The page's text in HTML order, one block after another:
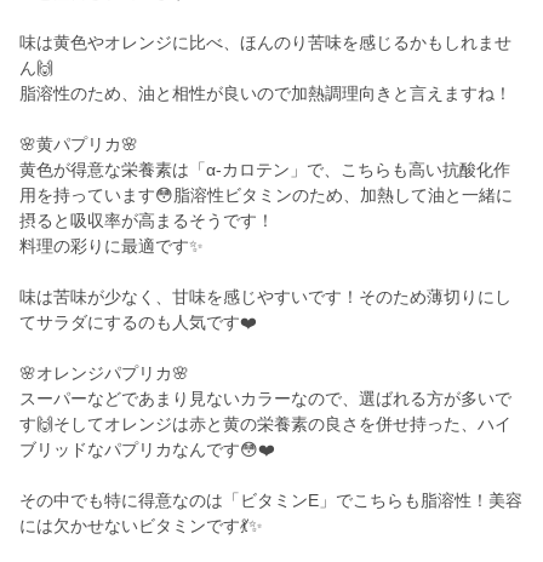
味は黄色やオレンジに比べ、ほんのり苦味を感じるかもしれませ
ん🙌
脂溶性のため、油と相性が良いので加熱調理向きと言えますね！
🌸黄パプリカ🌸
黄色が得意な栄養素は「α-カロテン」で、こちらも高い抗酸化作
用を持っています😳脂溶性ビタミンのため、加熱して油と一緒に
摂ると吸収率が高まるそうです！
料理の彩りに最適です✨
味は苦味が少なく、甘味を感じやすいです！そのため薄切りにし
てサラダにするのも人気です❤️
🌸オレンジパプリカ🌸
スーパーなどであまり見ないカラーなので、選ばれる方が多いで
す🙌そしてオレンジは赤と黄の栄養素の良さを併せ持った、ハイ
ブリッドなパプリカなんです😳❤️
その中でも特に得意なのは「ビタミンE」でこちらも脂溶性！美容
には欠かせないビタミンです💃✨